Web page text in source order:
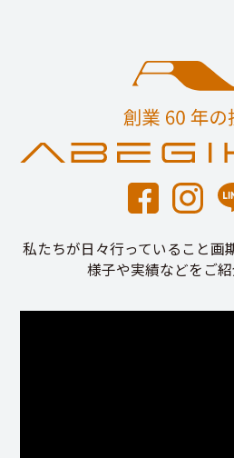
私たちが日々行っていること画
様子や実績などをご